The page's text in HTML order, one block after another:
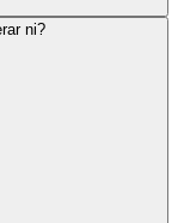
ni?